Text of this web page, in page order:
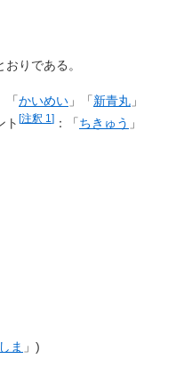
りである。
「かいめい 」「新青丸 」
ト [注釈 1 ] ：「ちきゅう 」
ま 」)